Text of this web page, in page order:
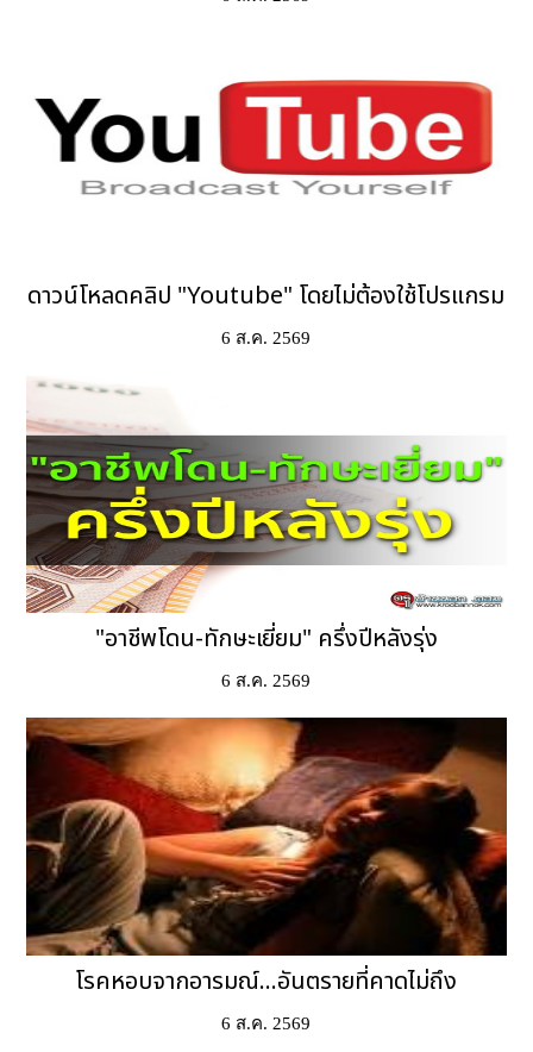
ดาวน์โหลดคลิป "Youtube" โดยไม่ต้องใช้โปรแกรม
6 ส.ค. 2569
"อาชีพโดน-ทักษะเยี่ยม" ครึ่งปีหลังรุ่ง
6 ส.ค. 2569
โรคหอบจากอารมณ์...อันตรายที่คาดไม่ถึง
6 ส.ค. 2569